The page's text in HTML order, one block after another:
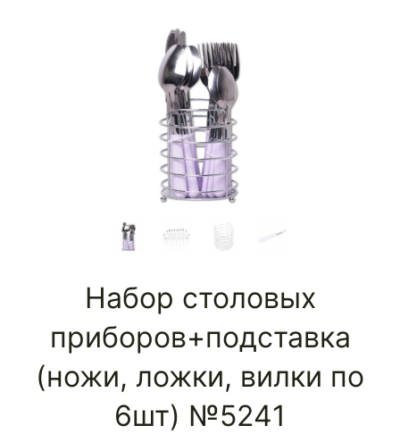
Набор столовых
приборов+подставка
(ножи, ложки, вилки по
6шт) №5241